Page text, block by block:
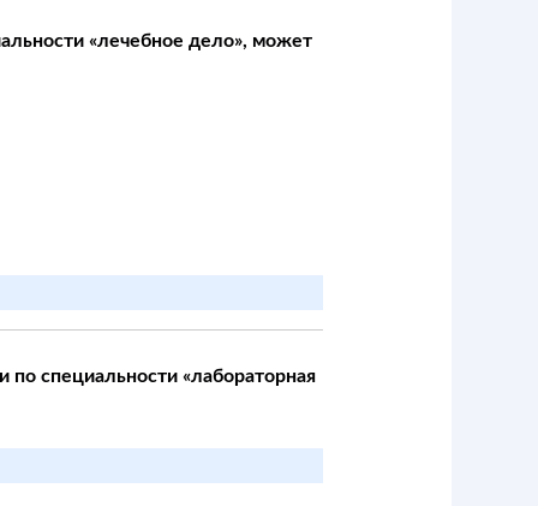
«лечебное дело», может
специальности «лабораторная